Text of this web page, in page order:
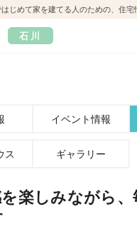
じめて家を建てる人のための、住宅
石川
イベント情報
ス ギャラリー
楽しみながら、